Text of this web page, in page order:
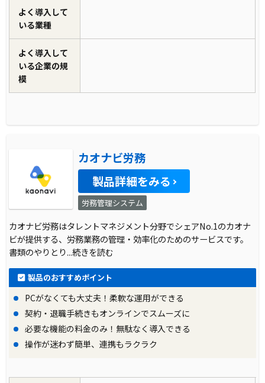
よく導入して
いる業種
よく導入して
いる企業の規
模
カオナビ労務
製品詳細をみる
労務管理システム
カオナビ労務はタレントマネジメント分野でシェアNo.1のカオナ
ビが提供する、労務業務の管理・効率化のためのサービスです。
書類のやりとり...続きを読む
製品のおすすめポイント
PCがなくても大丈夫！柔軟な運用ができる
契約・退職手続きもオンラインでスムーズに
必要な機能の料金のみ！無駄なく導入できる
操作が迷わず簡単、連携もラクラク